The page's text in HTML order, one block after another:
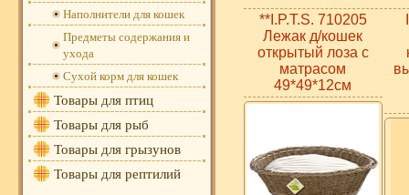
**I.P.T.S. 710205
Лежак д/кошек
открытый лоза с
матрасом
49*49*12см
Наполнители для кошек
Предметы содержания и
ухода
Сухой корм для кошек
Товары для птиц
Товары для рыб
Товары для грызунов
Товары для рептилий